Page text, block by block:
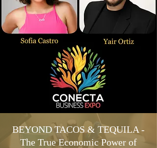
BEYOND TACOS & TEQUILA -
The True Economic Power of